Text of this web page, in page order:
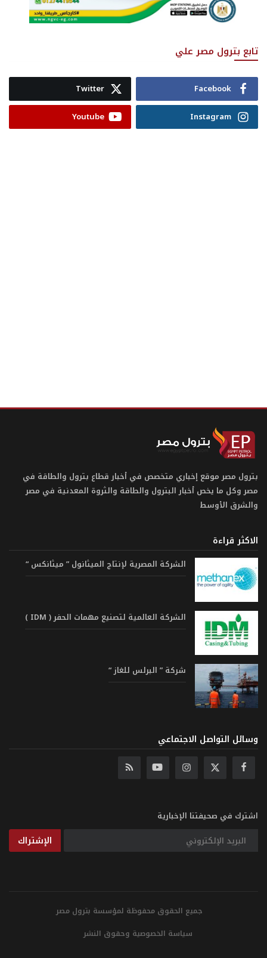
تابع بترول مصر علي
Facebook
Twitter
Instagram
Youtube
بترول مصر موقع إخباري متخصص في أخبار قطاع بترول والطاقة في
مصر وكل ما يخص أخبار البترول والطاقة والثروة المعدنية في مصر
والشرق الأوسط
الاكثر قراءة
الشركة المصرية لإنتاج الميثانول ” ميثانكس “
الشركة العالمية لتصنيع مهمات الحفر ( IDM )
شركة ” البرلس للغاز “
وسائل التواصل الاجتماعي
اشترك في صحيفتنا الإخبارية
الإشتراك
جميع الحقوق محفوظة لمؤسسة بترول مصر
سياسة الخصوصية وحقوق النشر